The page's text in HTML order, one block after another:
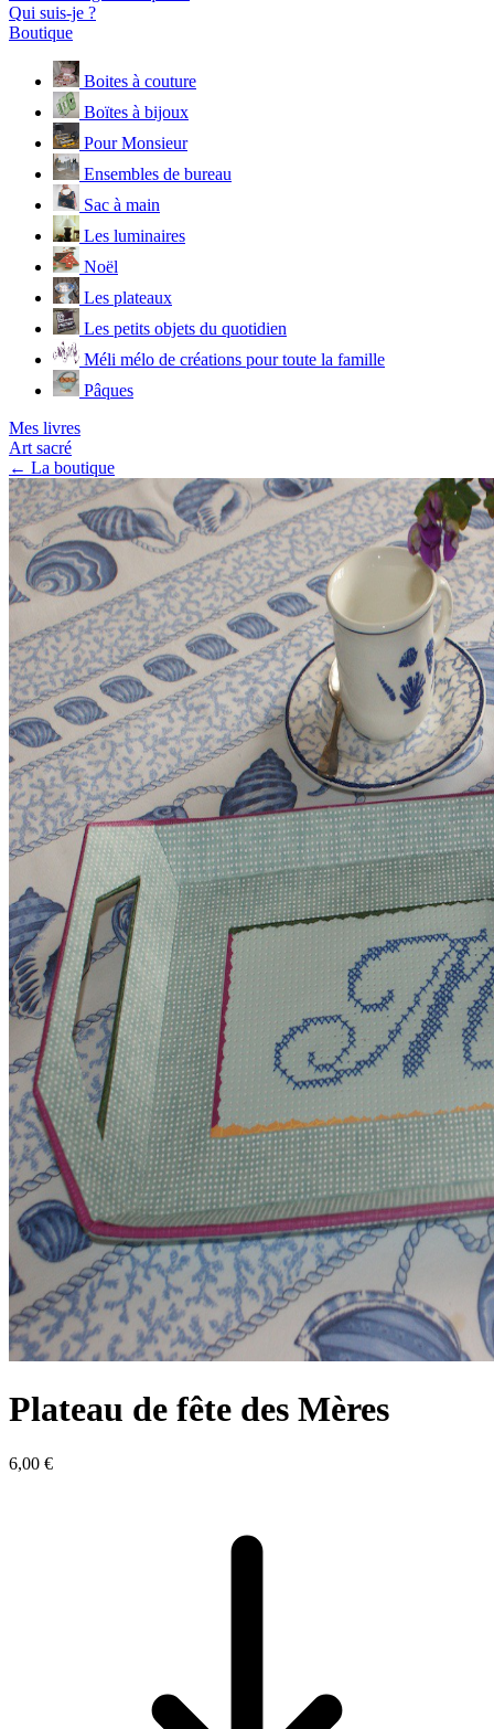
Qui suis-je ?
Boutique
Boites à couture
Boïtes à bijoux
Pour Monsieur
Ensembles de bureau
Sac à main
Les luminaires
Noël
Les plateaux
Les petits objets du quotidien
Méli mélo de créations pour toute la famille
Pâques
Mes livres
Art sacré
← La boutique
Plateau de fête des Mères
6,00 €